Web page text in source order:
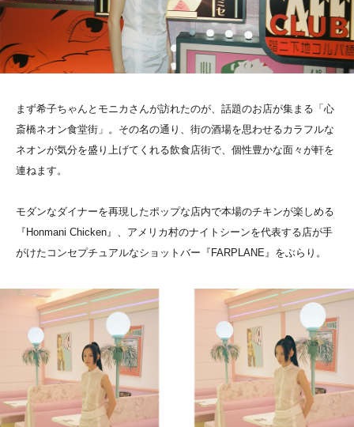
まず希子ちゃんとモニカさんが訪れたのが、話題のお店が集まる「心
斎橋ネオン食堂街」。その名の通り、街の酒場を思わせるカラフルな
ネオンが気分を盛り上げてくれる飲食店街で、個性豊かな面々が軒を
連ねます。
モダンなダイナーを再現したポップな店内で本場のチキンが楽しめる
『Honmani Chicken』、アメリカ村のナイトシーンを代表する店が手
がけたコンセプチュアルなショットバー『FARPLANE』をぶらり。